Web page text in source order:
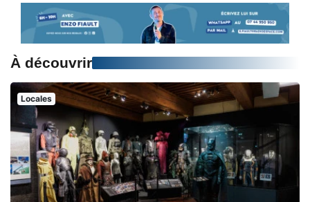
À découvrir
Locales